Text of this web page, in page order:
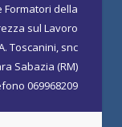
Formatori della
sul Lavoro
Toscanini, snc
Sabazia (RM)
069968209